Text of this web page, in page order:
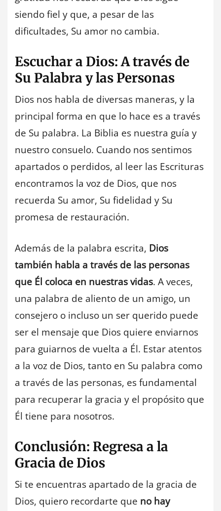
siendo fiel y que, a pesar de las
dificultades, Su amor no cambia.
Escuchar a Dios: A través de
Su Palabra y las Personas
Dios nos habla de diversas maneras, y la
principal forma en que lo hace es a través
de Su palabra. La Biblia es nuestra guía y
nuestro consuelo. Cuando nos sentimos
apartados o perdidos, al leer las Escrituras
encontramos la voz de Dios, que nos
recuerda Su amor, Su fidelidad y Su
promesa de restauración.
Además de la palabra escrita, Dios
también habla a través de las personas
que Él coloca en nuestras vidas. A veces,
una palabra de aliento de un amigo, un
consejero o incluso un ser querido puede
ser el mensaje que Dios quiere enviarnos
para guiarnos de vuelta a Él. Estar atentos
a la voz de Dios, tanto en Su palabra como
a través de las personas, es fundamental
para recuperar la gracia y el propósito que
Él tiene para nosotros.
Conclusión: Regresa a la
Gracia de Dios
Si te encuentras apartado de la gracia de
Dios, quiero recordarte que no hay